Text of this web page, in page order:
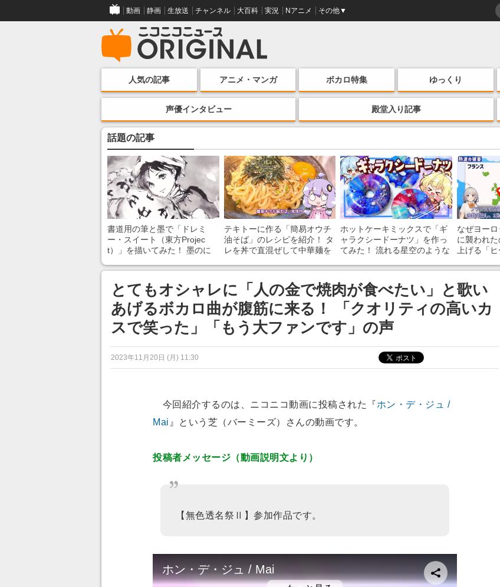
動画 静画 生放送 チャンネル 大百科 実況 Nアニメ その他▼
人気の記事 アニメ・マンガ ボカロ特集 ゆっくり
声優インタビュー 殿堂入り記事
話題の記事
書道用の筆と墨で「ドレミ
ー・スイート（東方Projec
t）」を描いてみた！ 墨のに
目が釘づけ
テキトーに作る「簡易オウチ
油そば」のレシピを紹介！ タ
レを丼で直混ぜして中華麺を
のに超うまそう
ホットケーキミックスで「ギ
ャラクシードーナツ」を作っ
てみた！ 流れる星空のような
なぜヨー
に襲われ
上げる「
とてもオシャレに「人の金で焼肉が食べたい」と歌い
あげるボカロ曲が腹筋に来る！ 「クオリティの高いカ
スで笑った」「もう大ファンです」の声
2023年11月20日 (月) 11:30
今回紹介するのは、ニコニコ動画に投稿された『ホン・デ・ジュ /
Mai 』という芝（バーミーズ）さんの動画です。
投稿者メッセージ（動画説明文より）
【無色透名祭Ⅱ】参加作品です。